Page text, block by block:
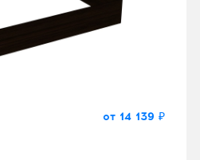
от 14 139 ₽